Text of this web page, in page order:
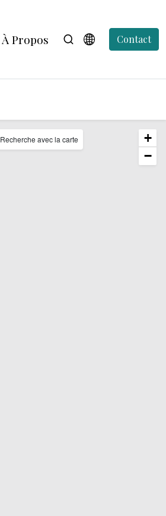
À Propos Contact
+
−
Recherche avec la carte